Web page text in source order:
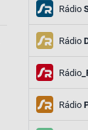
Rádio
Rádio
Rádio
Rádio